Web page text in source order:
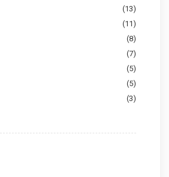
(13)
(11)
(8)
(7)
(5)
(5)
(3)